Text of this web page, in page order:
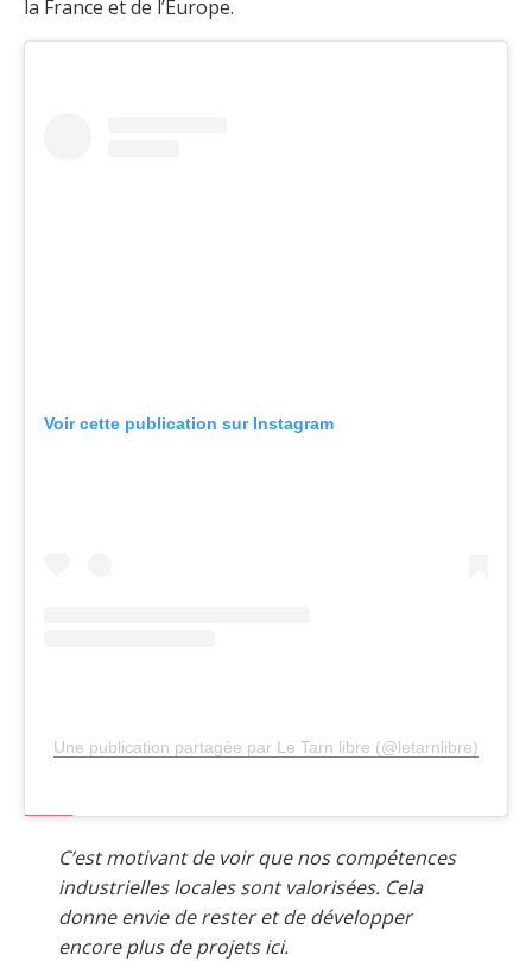
la France et de l’Europe.
Voir cette publication sur Instagram
Une publication partagée par Le Tarn libre (@letarnlibre)
C’est motivant de voir que nos compétences
industrielles locales sont valorisées. Cela
donne envie de rester et de développer
encore plus de projets ici.